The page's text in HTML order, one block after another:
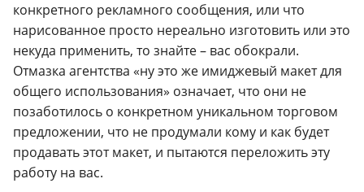
конкретного рекламного сообщения, или что
нарисованное просто нереально изготовить или это
некуда применить, то знайте – вас обокрали.
Отмазка агентства «ну это же имиджевый макет для
общего использования» означает, что они не
позаботилось о конкретном уникальном торговом
предложении, что не продумали кому и как будет
продавать этот макет, и пытаются переложить эту
работу на вас.